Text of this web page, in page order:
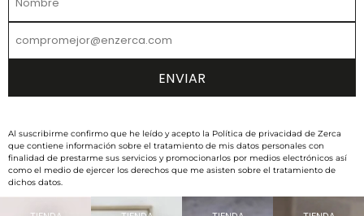
Al suscribirme confirmo que he leído y acepto la Política de privacidad de Zerca
que contiene información sobre el tratamiento de mis datos personales con
finalidad de prestarme sus servicios y promocionarlos por medios electrónicos así
como el medio de ejercer los derechos que me asisten sobre el tratamiento de
dichos datos.